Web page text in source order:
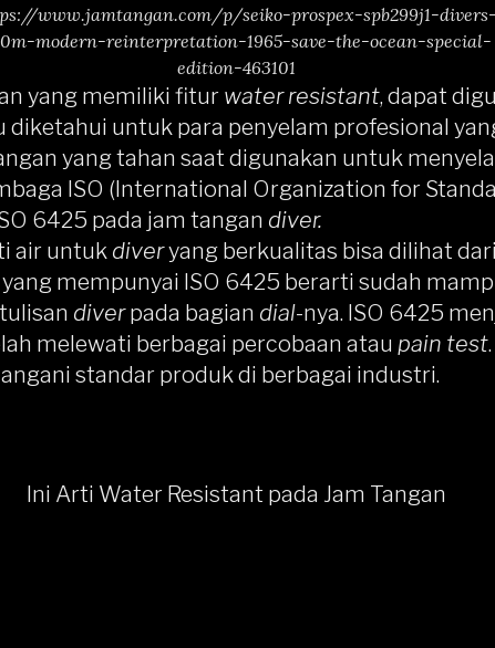
www.jamtangan.com/p/seiko-prospex-spb299j1-divers-
modern-reinterpretation-1965-save-the-ocean-special-
edition-463101
yang memiliki fitur water resistant, dapat
diketahui untuk para penyelam profesional
yang tahan saat digunakan untuk
ISO (International Organization for
6425 pada jam tangan diver.
air untuk diveryang berkualitas bisa dilihat
mempunyai ISO 6425 berarti sudah
diverpada bagian dial-nya. ISO 6425
melewati berbagai percobaan atau pain test
standar produk di berbagai industri.
Ini Arti Water Resistant pada Jam Tangan